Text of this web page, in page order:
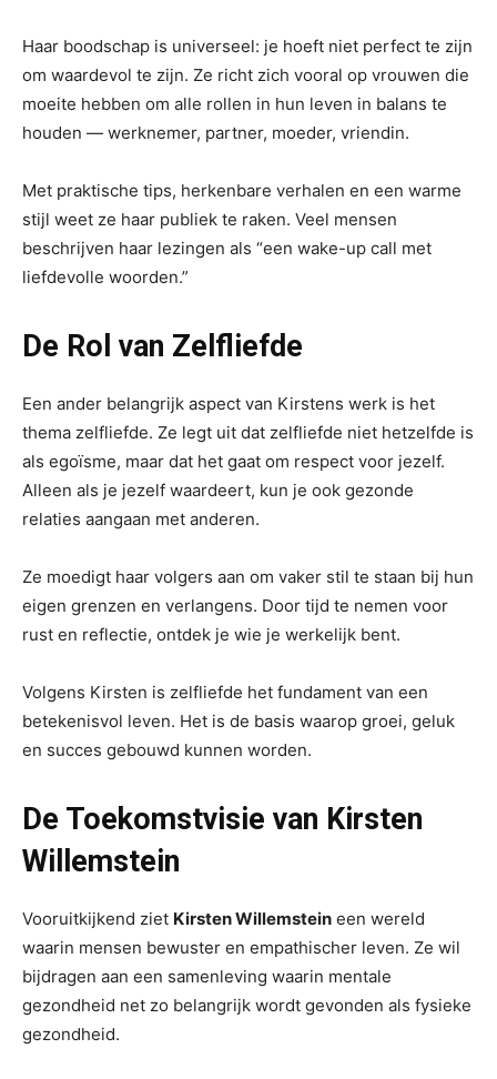
Haar boodschap is universeel: je hoeft niet perfect te zijn
om waardevol te zijn. Ze richt zich vooral op vrouwen die
moeite hebben om alle rollen in hun leven in balans te
houden — werknemer, partner, moeder, vriendin.
Met praktische tips, herkenbare verhalen en een warme
stijl weet ze haar publiek te raken. Veel mensen
beschrijven haar lezingen als “een wake-up call met
liefdevolle woorden.”
De Rol van Zelfliefde
Een ander belangrijk aspect van Kirstens werk is het
thema zelfliefde. Ze legt uit dat zelfliefde niet hetzelfde is
als egoïsme, maar dat het gaat om respect voor jezelf.
Alleen als je jezelf waardeert, kun je ook gezonde
relaties aangaan met anderen.
Ze moedigt haar volgers aan om vaker stil te staan bij hun
eigen grenzen en verlangens. Door tijd te nemen voor
rust en reflectie, ontdek je wie je werkelijk bent.
Volgens Kirsten is zelfliefde het fundament van een
betekenisvol leven. Het is de basis waarop groei, geluk
en succes gebouwd kunnen worden.
De Toekomstvisie van Kirsten
Willemstein
Vooruitkijkend ziet Kirsten Willemstein een wereld
waarin mensen bewuster en empathischer leven. Ze wil
bijdragen aan een samenleving waarin mentale
gezondheid net zo belangrijk wordt gevonden als fysieke
gezondheid.